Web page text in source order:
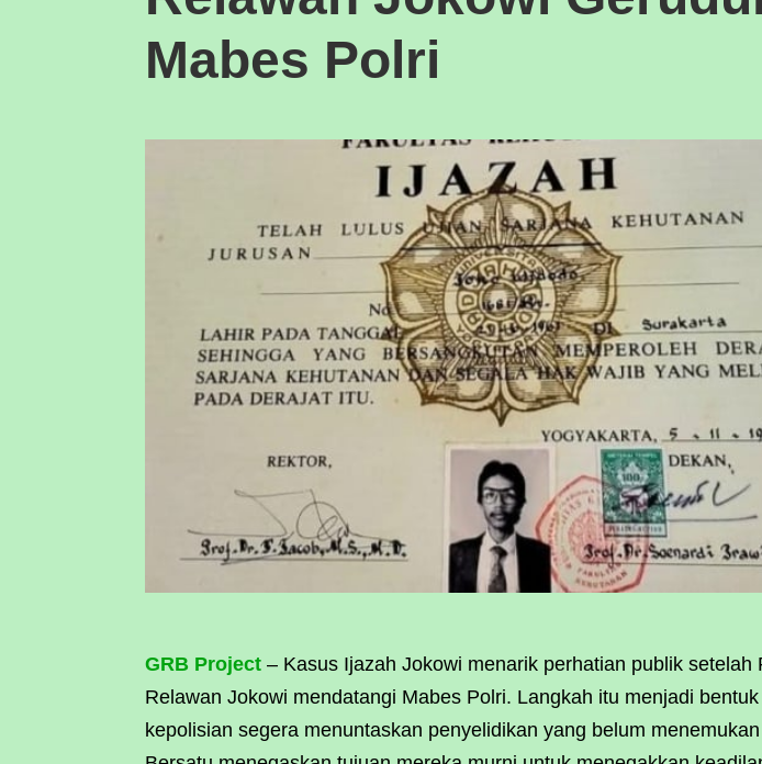
Mabes Polri
GRB Project – Kasus Ijazah Jokowi menarik perhatian publik setelah
Relawan Jokowi mendatangi Mabes Polri. Langkah itu menjadi
kepolisian segera menuntaskan penyelidikan yang belum